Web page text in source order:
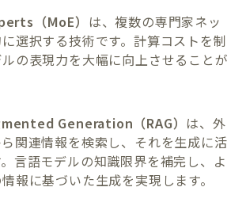
（MoE） は、複数の専門家ネッ
選択する技術です。計算コストを制
の表現力を大幅に向上させることが
Generation（RAG） は、外
関連情報を検索し、それを生成に活
言語モデルの知識限界を補完し、よ
報に基づいた生成を実現します。